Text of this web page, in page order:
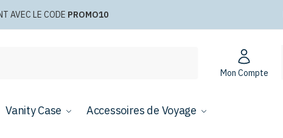
AVEC LE CODE PROMO10
Mon Compte
Vanity Case Accessoires de Voyage